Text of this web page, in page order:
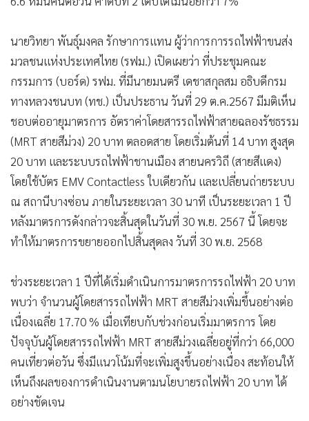
นายวิทยา พันธุ์มงคล รักษาการแทน ผู้ว่าการการรถไฟฟ้าขนส่ง
มวลชนแห่งประเทศไทย (รฟม.) เปิดเผยว่า ที่ประชุมคณะ
กรรมการ (บอร์ด) รฟม. ที่มีนายมนตรี เดชาสกุลสม อธิบดีกรม
ทางหลวงชนบท (ทช.) เป็นประธาน วันที่ 29 ต.ค.2567 มีมติเห็น
ชอบต่ออายุมาตรการ อัตราค่าโดยสารรถไฟฟ้าสายฉลองรัชธรรม
(MRT สายสีม่วง) 20 บาท ตลอดสาย โดยเริ่มต้นที่ 14 บาท สูงสุด
20 บาท และระบบรถไฟฟ้าชานเมือง สายนครวิถี (สายสีแดง)
โดยใช้บัตร EMV Contactless ใบเดียวกัน และเปลี่ยนถ่ายระบบ
ณ สถานีบางซ่อน ภายในระยะเวลา 30 นาที เป็นระยะเวลา 1 ปี
หลังมาตรการดังกล่าวจะสิ้นสุดในวันที่ 30 พ.ย. 2567 นี้ โดยจะ
ทำให้มาตรการขยายออกไปสิ้นสุดลง วันที่ 30 พ.ย. 2568
ช่วงระยะเวลา 1 ปีที่ได้เริ่มดำเนินการมาตรการรถไฟฟ้า 20 บาท
พบว่า จำนวนผู้โดยสารรถไฟฟ้า MRT สายสีม่วงเพิ่มขึ้นอย่างต่อ
เนื่องเฉลี่ย 17.70 % เมื่อเทียบกับช่วงก่อนเริ่มมาตรการ โดย
ปัจจุบันผู้โดยสารรถไฟฟ้า MRT สายสีม่วงเฉลี่ยอยู่ที่กว่า 66,000
คนเที่ยวต่อวัน ซึ่งมีแนวโน้มที่จะเพิ่มสูงขึ้นอย่างเนื่อง สะท้อนให้
เห็นถึงผลของการดำเนินงานตามนโยบายรถไฟฟ้า 20 บาท ได้
อย่างชัดเจน